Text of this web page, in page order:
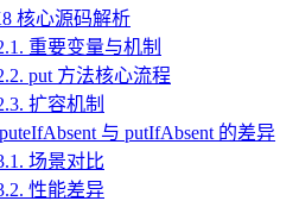
核心源码解析
重要变量与机制
put 方法核心流程
扩容机制
与 putIfAbsent 的差异
场景对比
性能差异